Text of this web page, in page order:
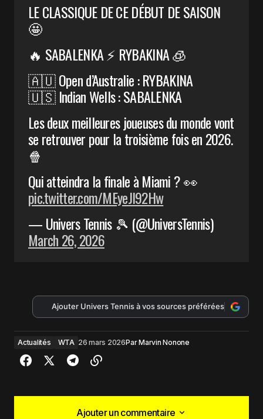
LE CLASSIQUE DE CE DÉBUT DE SAISON
🤩
🔥 SABALENKA ⚡️ RYBAKINA 🧊
🇦🇺 Open d’Australie : RYBAKINA
🇺🇸 Indian Wells : SABALENKA
Les deux meilleures joueuses du monde vont
se retrouver pour la troisième fois en 2026.
🍿
Qui atteindra la finale à Miami ? 👀
pic.twitter.com/MEyeJl92Hw
— Univers Tennis 🎾 (@UniversTennis)
March 26, 2026
Ajouter Univers Tennis à vos sources préférées
Actualités WTA 26 mars 2026ParMarvin Nonone
Ajouter un commentaire